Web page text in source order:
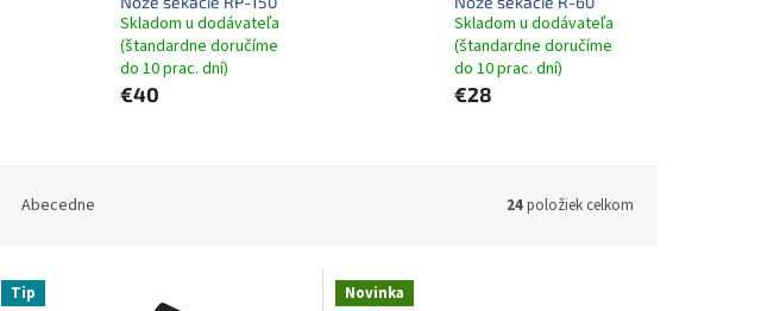
Skladom u dodávateľa
(štandardne doručíme
do 10 prac. dní)
€40
Skladom u dodávateľa
(štandardne doručíme
do 10 prac. dní)
€28
Abecedne 24položiek celkom
Tip
Novinka